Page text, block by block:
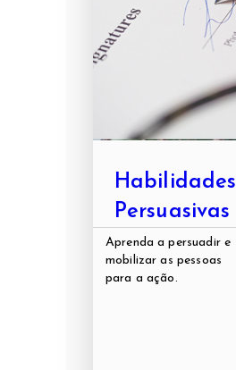
Habilidades
Persuasivas
Aprenda a persuadir e
mobilizar as pessoas
para a ação.